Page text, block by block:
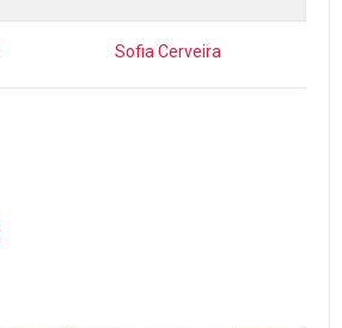
Sofia Cerveira